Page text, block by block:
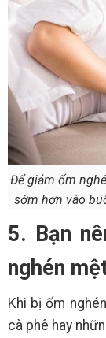
Để giảm ốm
sớm hơn vào
5. Bạn
nghén
Khi bị ốm
cà phê hay